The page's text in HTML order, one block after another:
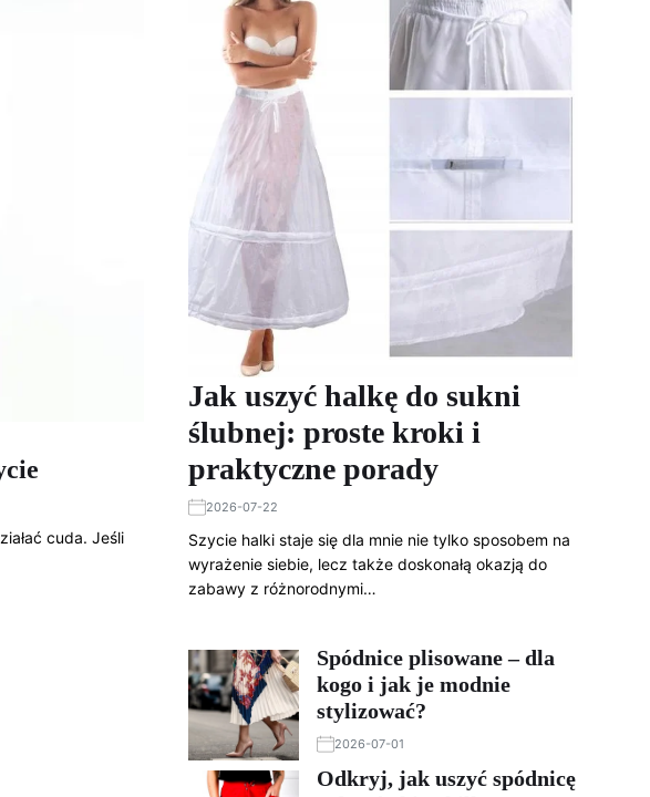
cuda. Jeśli
Jak uszyć halkę do sukni
ślubnej: proste kroki i
praktyczne porady
2026-07-22
Szycie halki staje się dla mnie nie tylko sposobem na
wyrażenie siebie, lecz także doskonałą okazją do
zabawy z różnorodnymi…
Spódnice plisowane – dla
kogo i jak je modnie
stylizować?
2026-07-01
Odkryj, jak uszyć spódnicę